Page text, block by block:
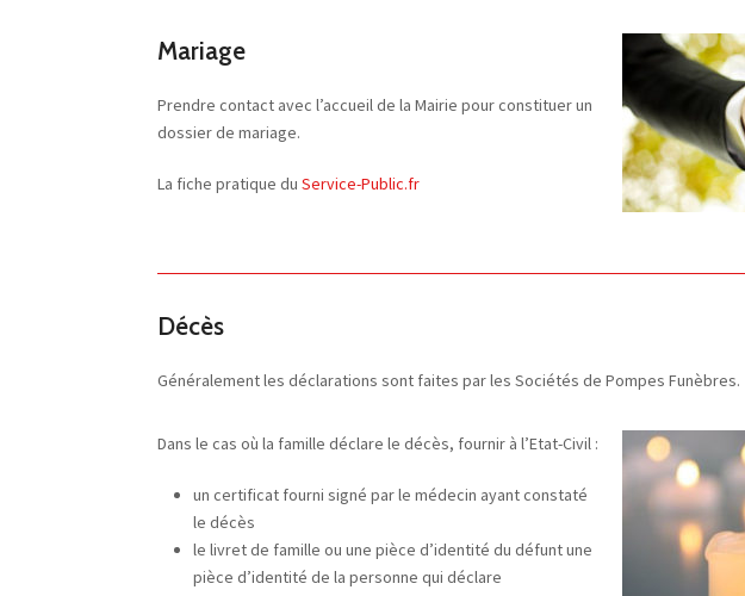
Mariage
Prendre contact avec l’accueil de la Mairie pour constituer un
dossier de mariage.
La fiche pratique du Service-Public.fr
Décès
Généralement les déclarations sont faites par les Sociétés de Pompes Funèbres.
Dans le cas où la famille déclare le décès, fournir à l’Etat-Civil :
un certificat fourni signé par le médecin ayant constaté
le décès
le livret de famille ou une pièce d’identité du défunt une
pièce d’identité de la personne qui déclare